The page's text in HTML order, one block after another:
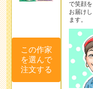
この作家
を選んで
注文する
で笑顔を
お届けし
ます。